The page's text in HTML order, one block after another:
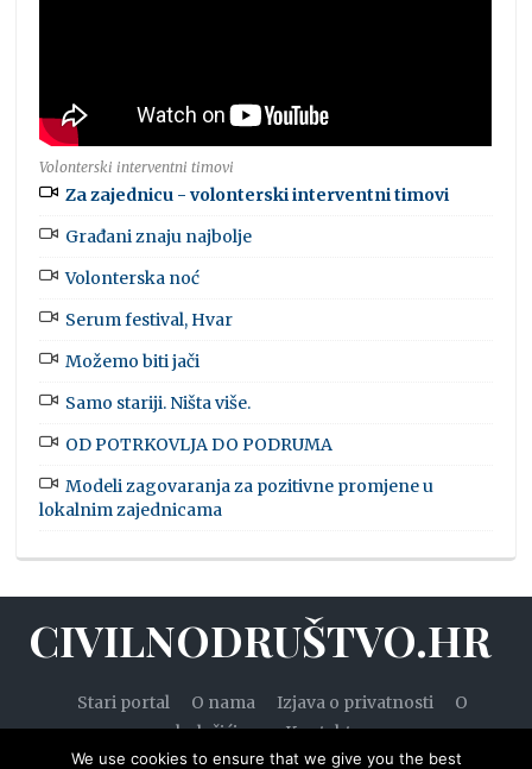
Volonterski interventni timovi
Za zajednicu - volonterski interventni timovi
Građani znaju najbolje
Volonterska noć
Serum festival, Hvar
Možemo biti jači
Samo stariji. Ništa više.
OD POTRKOVLJA DO PODRUMA
Modeli zagovaranja za pozitivne promjene u
lokalnim zajednicama
CIVILNODRUŠTVO.HR
Stari portal O nama Izjava o privatnosti
O
kolačićima
Kontakt
We use cookies to ensure that we give you the best